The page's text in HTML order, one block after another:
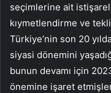
seçimlerine ait
kıymetlendirme ve
Türkiye’nin son 20
siyasi dönemini
bunun devamı için
önemine işaret